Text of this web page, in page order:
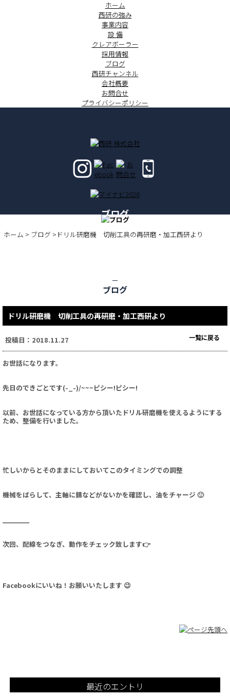
ホーム
西研の強み
事業内容
設 備
クレアボーラー
採用情報
ブログ
西研チャンネル
会社概要
お問合せ
プライバシーポリシー
ブログ
ホーム > ブログ >ドリル研磨機 切削工具の再研磨・加工西研より
ブログ
ドリル研磨機 切削工具の再研磨・加工西研より
投稿日：2018.11.27 一覧に戻る
お世話になります。
先日のできごとです(-_-)/~~~ピシー!ピシー!
以前、お世話になっている方から頂いたドリル研磨機を使えるようにする
ため、整備を行いました。
忙しいからとそのままにしておいてこのタイミングでの調整
機械をばらして、主軸に錆などがないかを確認し、油をチャージ 🙂
次回、配線をつなぎ、動作をチェック致します👉
Facebookにいいね！お願いいたします 😉
最近のエントリ